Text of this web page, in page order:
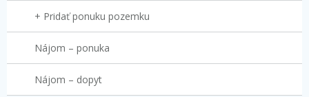
+ Pridať ponuku pozemku
Nájom – ponuka
Nájom – dopyt